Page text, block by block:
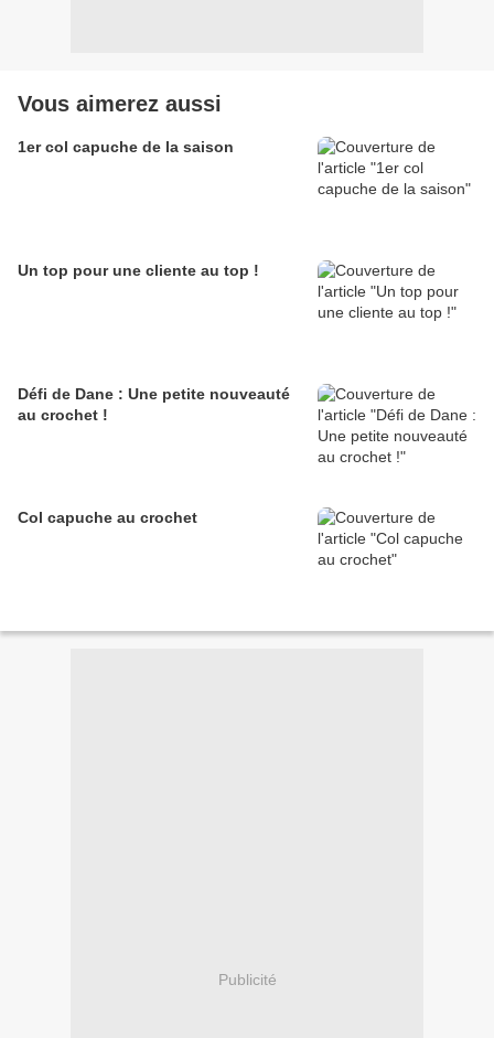
Vous aimerez aussi
1er col capuche de la saison
Un top pour une cliente au top !
Défi de Dane : Une petite nouveauté
au crochet !
Col capuche au crochet
Publicité